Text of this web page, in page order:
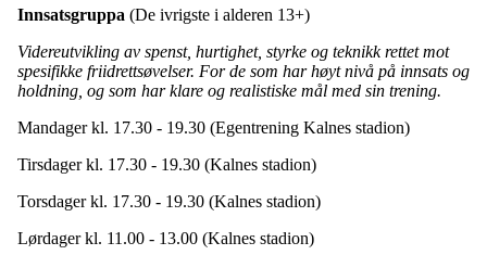
Innsatsgruppa (De ivrigste i alderen 13+)
Videreutvikling av spenst, hurtighet, styrke og teknikk rettet mot
spesifikke friidrettsøvelser. For de som har høyt nivå på innsats og
holdning, og som har klare og realistiske mål med sin trening.
Mandager kl. 17.30 - 19.30 (Egentrening Kalnes stadion)
Tirsdager kl. 17.30 - 19.30 (Kalnes stadion)
Torsdager kl. 17.30 - 19.30 (Kalnes stadion)
Lørdager kl. 11.00 - 13.00 (Kalnes stadion)